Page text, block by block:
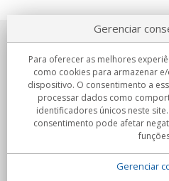
Sobre nosotros
Compromissos
Compras
Gerenciar
Para oferecer as melhores
como cookies para armazenar
dispositivo. O consentimento a
processar dados como
identificadores únicos neste
consentimento pode afetar
Gerenciar